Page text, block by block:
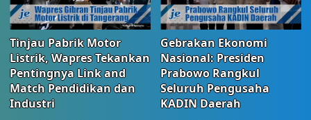
Tinjau Pabrik Motor
Listrik, Wapres Tekankan
Pentingnya Link and
Match Pendidikan dan
Industri
Gebrakan Ekonomi
Nasional: Presiden
Prabowo Rangkul
Seluruh Pengusaha
KADIN Daerah